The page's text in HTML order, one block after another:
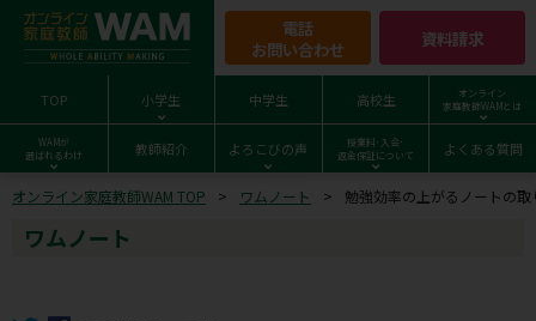
電話
お問い合わせ
資料請求
TOP 小学生 中学生 高校生
オンライン
家庭教師WAMとは
WAMが
選ばれるわけ
教師紹介 よろこびの声
授業料･入会･
返金保証について
よくある質問
オンライン家庭教師WAM TOP ワムノート 勉強効率の上がるノートの取
ワムノート